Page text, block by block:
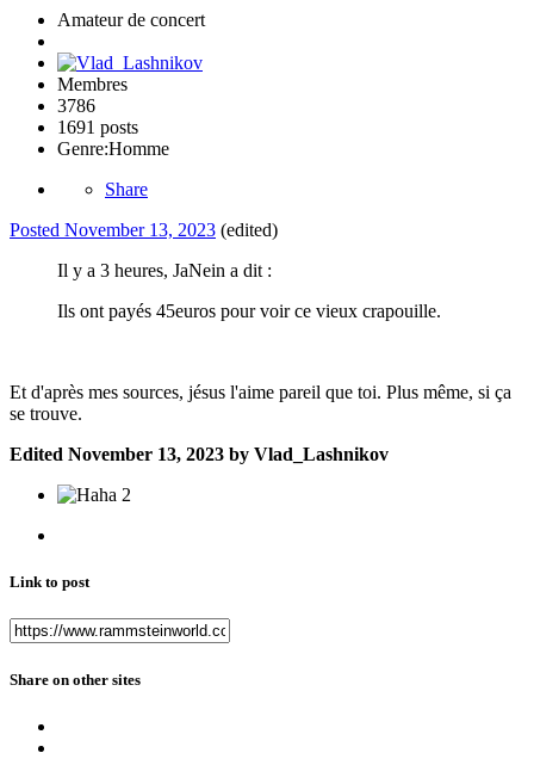
Amateur de concert
Membres
3786
1691 posts
Genre:Homme
Share
Posted November 13, 2023 (edited)
Il y a 3 heures, JaNein a dit :
Ils ont payés 45euros pour voir ce vieux crapouille.
Et d'après mes sources, jésus l'aime pareil que toi. Plus même, si ça
se trouve.
Edited November 13, 2023 by Vlad_Lashnikov
2
Link to post
Share on other sites